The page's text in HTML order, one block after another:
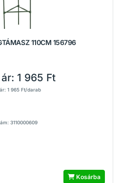
110CM 156796
1 965 Ft
1 965 Ft/darab
3110000609
Kosárba